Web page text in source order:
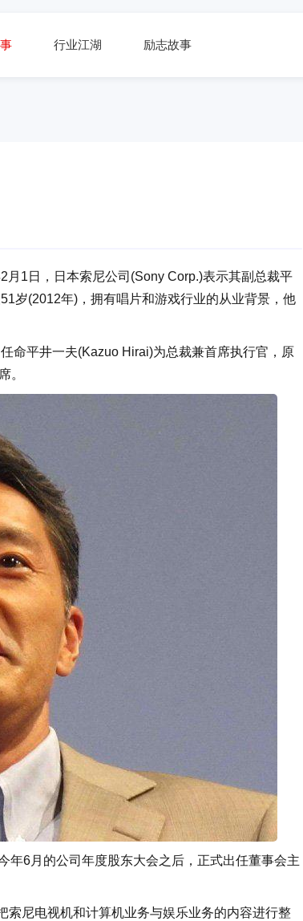
行业江湖 励志故事
1日，日本索尼公司(Sony Corp.)表示其副总裁平
岁(2012年)，拥有唱片和游戏行业的从业背景，他
平井一夫(Kazuo Hirai)为总裁兼首席执行官，原
。
6月的公司年度股东大会之后，正式出任董事会主
尼电视机和计算机业务与娱乐业务的内容进行整